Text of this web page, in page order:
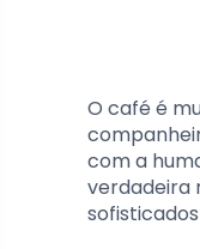
O café é
com a
verdadeira